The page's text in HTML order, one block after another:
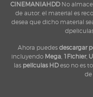
CINEMANIAHDDNo
de autor, el material es
desea que dicho material
Ahora puedes descargar
incluyendo Mega, 1Fichier,
las películas HDeso no es
de